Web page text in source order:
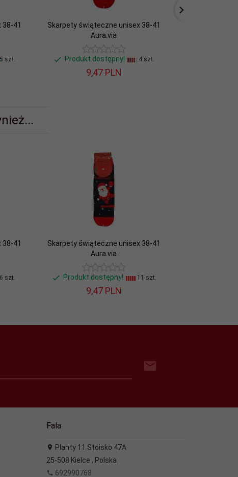
41
5 szt.
Skarpety świąteczne unisex 38-41
Aura.via
Produkt dostępny! 4 szt.
9,47 PLN
41
6 szt.
Skarpety świąteczne unisex 38-41
Aura.via
Produkt dostępny! 11 szt.
9,47 PLN
Fala
Planty 11 Stoisko 47A
25-508 Kielce , Polska
692990768